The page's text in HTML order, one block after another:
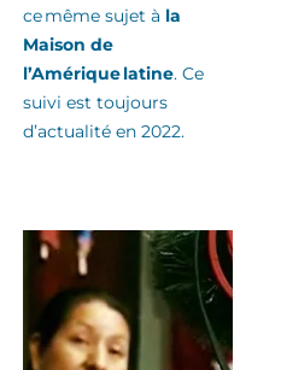
ce même sujet à la
Maison de
l’Amérique latine. Ce
suivi est toujours
d’actualité en 2022.